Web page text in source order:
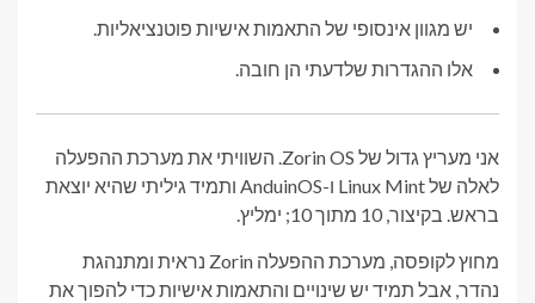
יש מגוון אינסופי של התאמות אישיות פוטנציאליות.
אלו ההגדרות שלדעתי הן חובה.
אני מעריץ גדול של Zorin OS. השוויתי את מערכת ההפעלה
לאלה של Linux Mint ו-AnduinOS ותמיד גיליתי שהיא יוצאת
בראש. בקיצור, 10 מתוך 10; ימליץ.
מחוץ לקופסה, מערכת ההפעלה Zorin נראית ומתנהגת
נהדר, אבל תמיד יש שינויים והתאמות אישיות כדי להפוך את